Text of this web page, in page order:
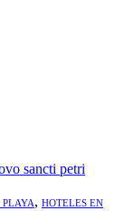
PLAYA, HOTELES EN